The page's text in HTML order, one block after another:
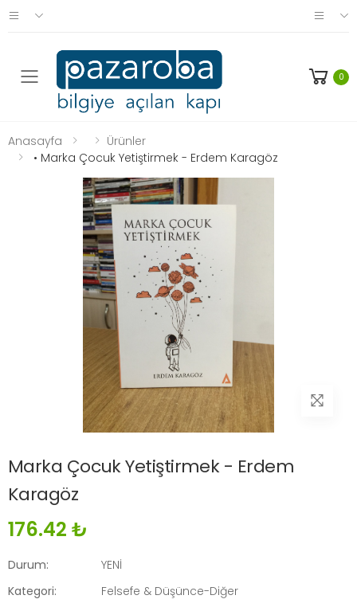
0
Anasayfa
Ürünler
• Marka Çocuk Yetiştirmek - Erdem Karagöz
Marka Çocuk Yetiştirmek - Erdem
Karagöz
176.42 ₺
Durum:
YENİ
Kategori:
Felsefe & Düşünce-Diğer